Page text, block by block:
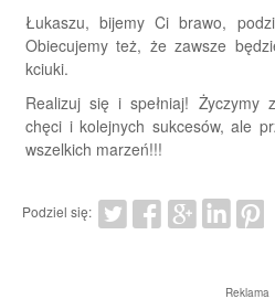
Łukaszu, bijemy Ci brawo,
Obiecujemy też, że zawsze
kciuki.
Realizuj się i spełniaj! Życzymy
chęci i kolejnych sukcesów, ale
wszelkich marzeń!!!
Podziel się:
Reklama